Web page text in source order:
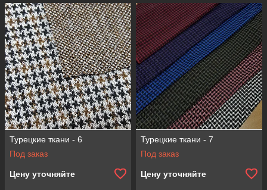
Турецкие ткани - 6
Под заказ
Цену уточняйте
Турецкие ткани - 7
Под заказ
Цену уточняйте